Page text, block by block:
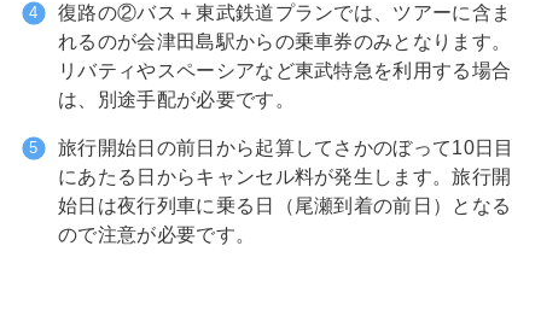
復路の②バス＋東武鉄道プランでは、ツアーに含ま
れるのが会津田島駅からの乗車券のみとなります。
リバティやスペーシアなど東武特急を利用する場合
は、別途手配が必要です。
旅行開始日の前日から起算してさかのぼって10日目
にあたる日からキャンセル料が発生します。旅行開
始日は夜行列車に乗る日（尾瀬到着の前日）となる
ので注意が必要です。